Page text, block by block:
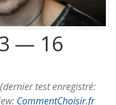
— 16
(dernier test enregistré:
: CommentChoisir.fr